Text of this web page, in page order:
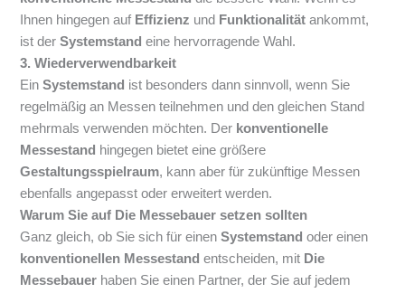
Ihnen hingegen auf Effizienz und Funktionalität ankommt,
ist derSystemstand eine hervorragende Wahl.
3. Wiederverwendbarkeit
EinSystemstand ist besonders dann sinnvoll, wenn Sie
regelmäßig an Messen teilnehmen und den gleichen Stand
mehrmals verwenden möchten. Der konventionelle
Messestand hingegen bietet eine größere
Gestaltungsspielraum, kann aber für zukünftige Messen
ebenfalls angepasst oder erweitert werden.
Warum Sie auf Die Messebauer setzen sollten
Ganz gleich, ob Sie sich für einenSystemstand oder einen
konventionellen Messestand entscheiden, mit Die
Messebauer haben Sie einen Partner, der Sie auf jedem